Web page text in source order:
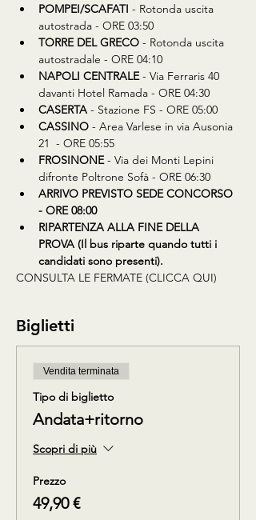
POMPEI/SCAFATI - Rotonda uscita
autostrada - ORE 03:50
TORRE DEL GRECO - Rotonda uscita
autostradale - ORE 04:10
NAPOLI CENTRALE - Via Ferraris 40
davanti Hotel Ramada - ORE 04:30
CASERTA - Stazione FS - ORE 05:00
CASSINO - Area Varlese in via Ausonia
21  - ORE 05:55
FROSINONE - Via dei Monti Lepini
difronte Poltrone Sofà - ORE 06:30
ARRIVO PREVISTO SEDE CONCORSO
- ORE 08:00
RIPARTENZA ALLA FINE DELLA
PROVA (Il bus riparte quando tutti i
candidati sono presenti).
CONSULTA LE FERMATE (CLICCA QUI)
Biglietti
Vendita terminata
Tipo di biglietto
Andata+ritorno
Scopri di più
Prezzo
49,90 €